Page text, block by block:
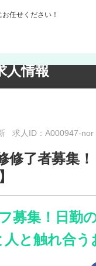
任せください！
人情報
求人ID：A000947-nor
修了者募集
募集！日勤
と触れ合う